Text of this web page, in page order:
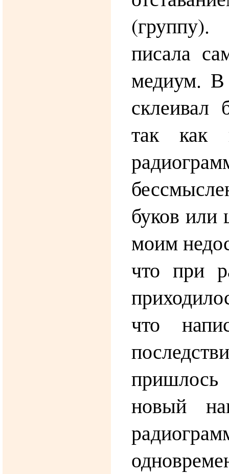
писала
медиум. В
склеивал
так как
буков
моим
что при
что
пришлось
новый